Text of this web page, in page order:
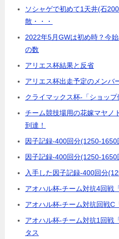
ソシャゲで初めて1天井(石
散・・・
2022年5月GWは初め時？今
の数
アリエス杯結果と反省
アリエス杯出走予定のメンバ
クライマックス杯-「ショッ
チーム競技場用の花嫁マヤノ
到達！
因子記録-400回分(1250-
因子記録-400回分(1250-
入手した因子記録-400回分
アオハル杯-チーム対抗4回戦
アオハル杯-チーム対抗回戦C
アオハル杯-チーム対抗1回戦
タス